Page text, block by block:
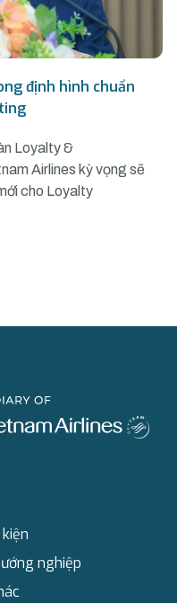
định hình chuẩn
Loyalty &
Airlines kỳ vọng sẽ
cho Loyalty
nghiệp